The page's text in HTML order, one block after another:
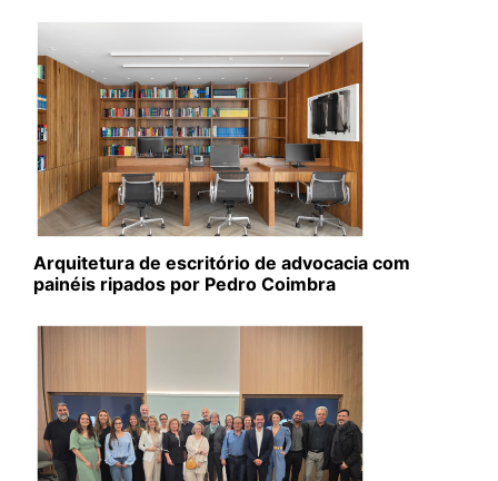
Arquitetura de escritório de advocacia com
painéis ripados por Pedro Coimbra